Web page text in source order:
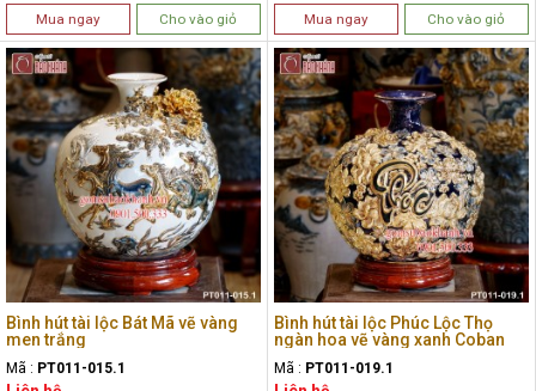
Mua ngay Cho vào giỏ Mua ngay Cho vào giỏ
Bình hút tài lộc Bát Mã vẽ vàng
men trắng
Mã : PT011-015.1
Bình hút tài lộc Phúc Lộc Thọ
ngàn hoa vẽ vàng xanh Coban
Mã : PT011-019.1